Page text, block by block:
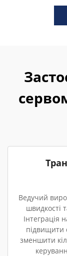
Ведучий
швидкості
Інтеграція
підвищити
зменшити